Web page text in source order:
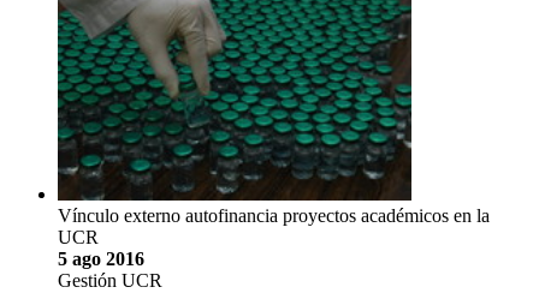
Vínculo externo autofinancia proyectos académicos en la
UCR
5 ago 2016
Gestión UCR